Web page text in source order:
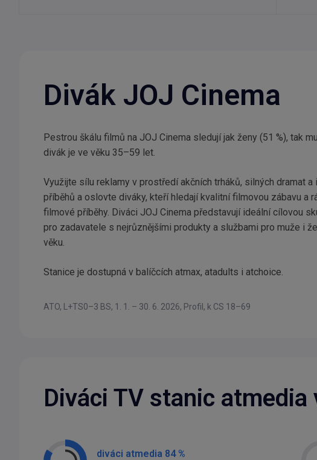
Divák JOJ Cinema
Pestrou škálu filmů na JOJ Cinema sledují jak ženy (51 %), tak
divák je ve věku 35–59 let.
Využijte sílu reklamy v prostředí akčních trháků, silných dramat a
příběhů a oslovte diváky, kteří hledají kvalitní filmovou zábavu a
filmové příběhy. Diváci JOJ Cinema představují ideální cílovou
pro zadavatele s nejrůznějšími produkty a službami pro muže i
věku.
Stanice je dostupná v balíčcích atmax, atadults i atchoice.
ATO, L+TS0–3 BS, 1. 1. – 30. 6. 2026, Profil, k CS 18–69
Diváci TV stanic
diváci atmedia 84 %